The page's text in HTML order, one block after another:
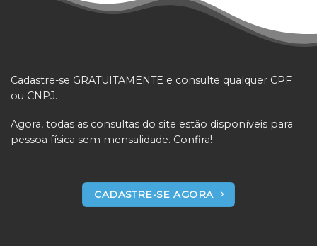
Cadastre-se GRATUITAMENTE e consulte qualquer CPF
ou CNPJ.
Agora, todas as consultas do site estão disponíveis para
pessoa física sem mensalidade. Confira!
CADASTRE-SE AGORA